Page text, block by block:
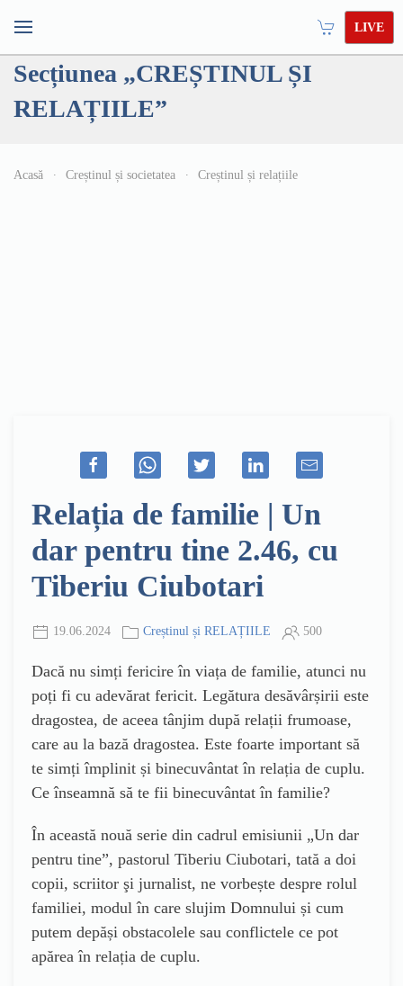
LIVE
Secțiunea „CREȘTINUL ȘI
RELAȚIILE”
Acasă Creștinul și societatea Creștinul și relațiile
Relația de familie | Un
dar pentru tine 2.46, cu
Tiberiu Ciubotari
19.06.2024 Creștinul și RELAȚIILE 500
Dacă nu simți fericire în viața de familie, atunci nu
poți fi cu adevărat fericit. Legătura desăvârșirii este
dragostea, de aceea tânjim după relații frumoase,
care au la bază dragostea. Este foarte important să
te simți împlinit și binecuvântat în relația de cuplu.
Ce înseamnă să te fii binecuvântat în familie?
În această nouă serie din cadrul emisiunii „Un dar
pentru tine”, pastorul Tiberiu Ciubotari, tată a doi
copii, scriitor şi jurnalist, ne vorbește despre rolul
familiei, modul în care slujim Domnului și cum
putem depăși obstacolele sau conflictele ce pot
apărea în relația de cuplu.